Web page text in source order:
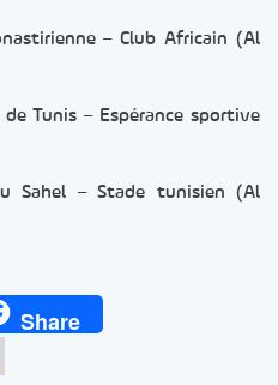
– Club Africain (Al
Tunis – Espérance sportive
Sahel – Stade tunisien (Al
Share